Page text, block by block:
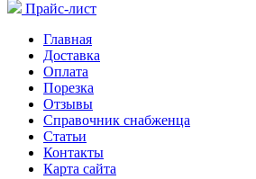
Прайс-лист
Главная
Доставка
Оплата
Порезка
Отзывы
Справочник снабженца
Статьи
Контакты
Карта сайта